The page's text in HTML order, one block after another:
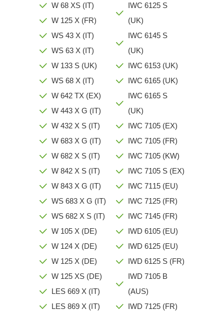
W 68 XS (IT)
W 125 X (FR)
WS 43 X (IT)
WS 63 X (IT)
W 133 S (UK)
WS 68 X (IT)
W 642 TX (EX)
W 443 X G (IT)
W 432 X S (IT)
W 683 X G (IT)
W 682 X S (IT)
W 842 X S (IT)
W 843 X G (IT)
WS 683 X G (IT)
WS 682 X S (IT)
W 105 X (DE)
W 124 X (DE)
W 125 X (DE)
W 125 XS (DE)
LES 669 X (IT)
LES 869 X (IT)
IWC 6125 S
(UK)
IWC 6145 S
(UK)
IWC 6153 (UK)
IWC 6165 (UK)
IWC 6165 S
(UK)
IWC 7105 (EX)
IWC 7105 (FR)
IWC 7105 (KW)
IWC 7105 S (EX)
IWC 7115 (EU)
IWC 7125 (FR)
IWC 7145 (FR)
IWD 6105 (EU)
IWD 6125 (EU)
IWD 6125 S (FR)
IWD 7105 B
(AUS)
IWD 7125 (FR)